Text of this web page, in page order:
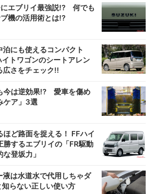
エブリイ最強説!? 何でも
機の活用術とは!?
泊にも使えるコンパクト
トワゴンのシートアレン
広さをチェック!!
今は逆効果!? 愛車を傷め
ケア」3選
ほど路面を捉える！ FFハイ
勝するエブリイの「FR駆動
登坂力」
液は水道水で代用しちゃダ
らない正しい使い方